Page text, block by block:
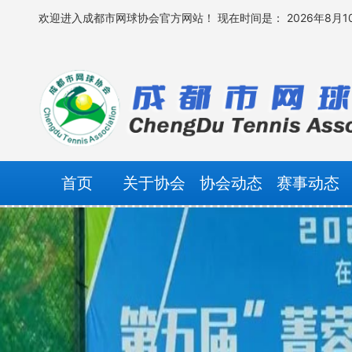
欢迎进入成都市网球协会官方网站！ 现在时间是： 2026年8月
首页 关于协会 协会动态 赛事动态